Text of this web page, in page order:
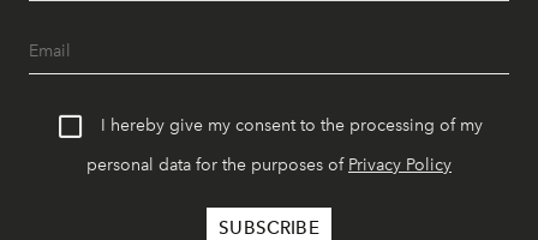
I hereby give my consent to the processing of my
personal data for the purposes of Privacy Policy